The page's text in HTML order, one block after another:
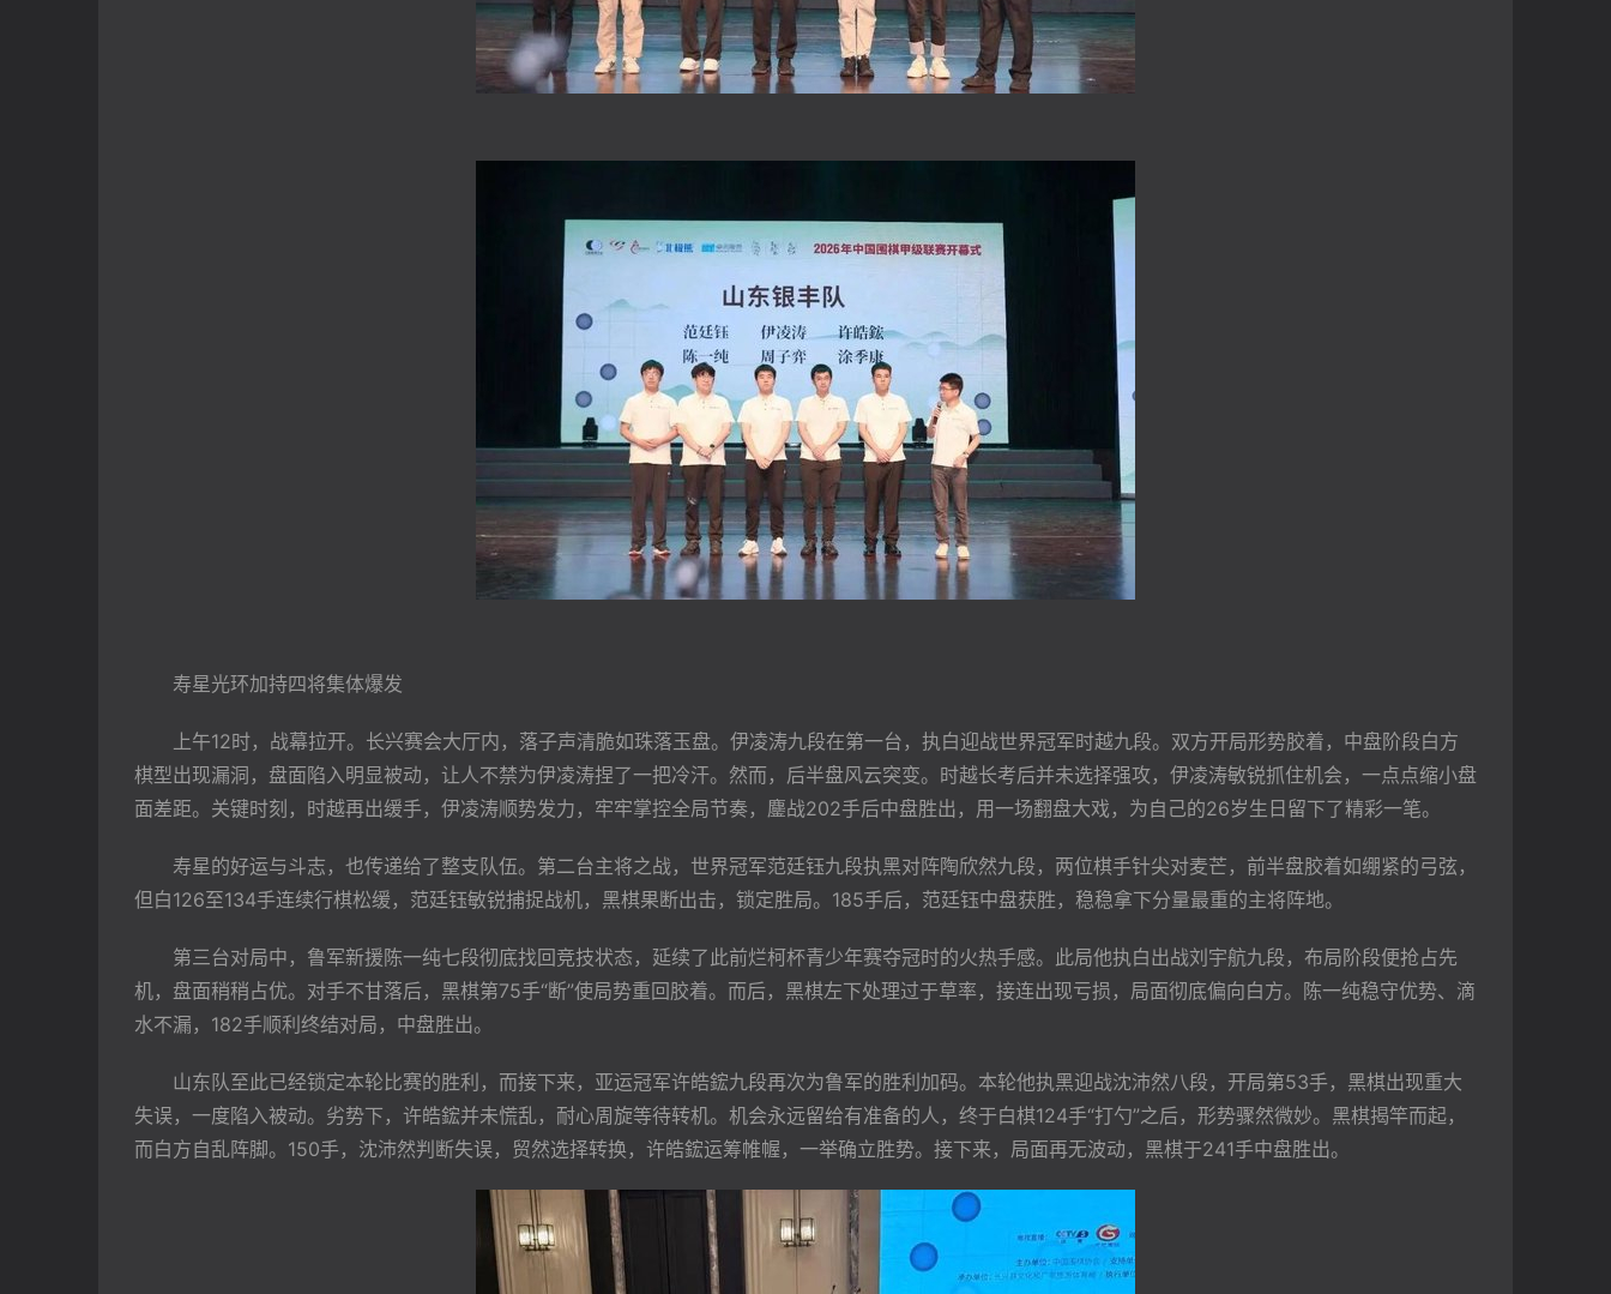
寿星光环加持四将集体爆发
上午12时，战幕拉开。长兴赛会大厅内，落子声清脆如珠落玉盘。伊凌涛九段在第一台，执白迎战世界冠军时越九段。双方开局形势胶着，中盘阶段白方
棋型出现漏洞，盘面陷入明显被动，让人不禁为伊凌涛捏了一把冷汗。然而，后半盘风云突变。时越长考后并未选择强攻，伊凌涛敏锐抓住机会，一点点缩小盘
面差距。关键时刻，时越再出缓手，伊凌涛顺势发力，牢牢掌控全局节奏，鏖战202手后中盘胜出，用一场翻盘大戏，为自己的26岁生日留下了精彩一笔。
寿星的好运与斗志，也传递给了整支队伍。第二台主将之战，世界冠军范廷钰九段执黑对阵陶欣然九段，两位棋手针尖对麦芒，前半盘胶着如绷紧的弓弦，
但白126至134手连续行棋松缓，范廷钰敏锐捕捉战机，黑棋果断出击，锁定胜局。185手后，范廷钰中盘获胜，稳稳拿下分量最重的主将阵地。
第三台对局中，鲁军新援陈一纯七段彻底找回竞技状态，延续了此前烂柯杯青少年赛夺冠时的火热手感。此局他执白出战刘宇航九段，布局阶段便抢占先
机，盘面稍稍占优。对手不甘落后，黑棋第75手“断”使局势重回胶着。而后，黑棋左下处理过于草率，接连出现亏损，局面彻底偏向白方。陈一纯稳守优势、滴
水不漏，182手顺利终结对局，中盘胜出。
山东队至此已经锁定本轮比赛的胜利，而接下来，亚运冠军许皓鋐九段再次为鲁军的胜利加码。本轮他执黑迎战沈沛然八段，开局第53手，黑棋出现重大
失误，一度陷入被动。劣势下，许皓鋐并未慌乱，耐心周旋等待转机。机会永远留给有准备的人，终于白棋124手“打勺”之后，形势骤然微妙。黑棋揭竿而起，
而白方自乱阵脚。150手，沈沛然判断失误，贸然选择转换，许皓鋐运筹帷幄，一举确立胜势。接下来，局面再无波动，黑棋于241手中盘胜出。